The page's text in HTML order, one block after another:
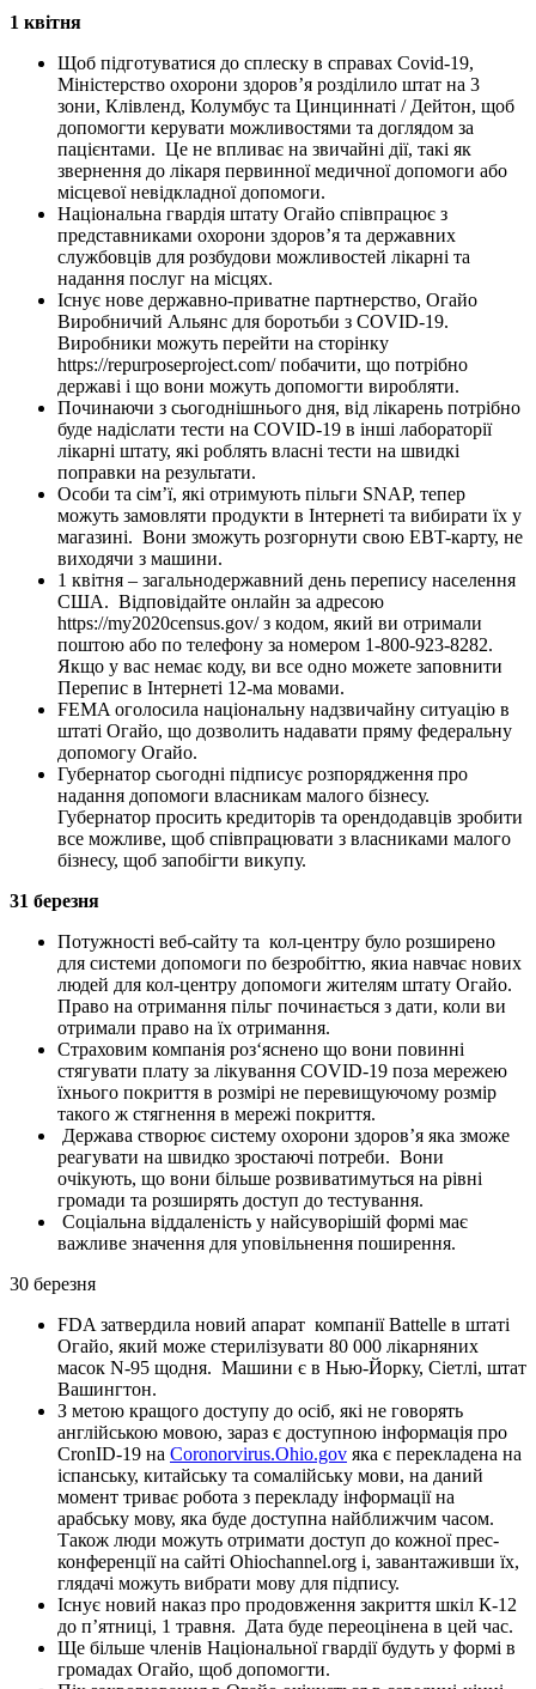
1 квітня
Щоб підготуватися до сплеску в справах Covid-19,
Міністерство охорони здоров’я розділило штат на 3
зони, Клівленд, Колумбус та Цинциннаті / Дейтон, щоб
допомогти керувати можливостями та доглядом за
пацієнтами. Це не впливає на звичайні дії, такі як
звернення до лікаря первинної медичної допомоги або
місцевої невідкладної допомоги.
Національна гвардія штату Огайо співпрацює з
представниками охорони здоров’я та державних
службовців для розбудови можливостей лікарні та
надання послуг на місцях.
Існує нове державно-приватне партнерство, Огайо
Виробничий Альянс для боротьби з COVID-19.
Виробники можуть перейти на сторінку
https://repurposeproject.com/ побачити, що потрібно
державі і що вони можуть допомогти виробляти.
Починаючи з сьогоднішнього дня, від лікарень потрібно
буде надіслати тести на COVID-19 в інші лабораторії
лікарні штату, які роблять власні тести на швидкі
поправки на результати.
Особи та сім’ї, які отримують пільги SNAP, тепер
можуть замовляти продукти в Інтернеті та вибирати їх у
магазині. Вони зможуть розгорнути свою EBT-карту, не
виходячи з машини.
1 квітня – загальнодержавний день перепису населення
США. Відповідайте онлайн за адресою
https://my2020census.gov/ з кодом, який ви отримали
поштою або по телефону за номером 1-800-923-8282.
Якщо у вас немає коду, ви все одно можете заповнити
Перепис в Інтернеті 12-ма мовами.
FEMA оголосила національну надзвичайну ситуацію в
штаті Огайо, що дозволить надавати пряму федеральну
допомогу Огайо.
Губернатор сьогодні підписує розпорядження про
надання допомоги власникам малого бізнесу.
Губернатор просить кредиторів та орендодавців зробити
все можливе, щоб співпрацювати з власниками малого
бізнесу, щоб запобігти викупу.
31 березня
Потужності веб-сайту та кол-центру було розширено
для системи допомоги по безробіттю, якиа навчає нових
людей для кол-центру допомоги жителям штату Огайо.
Право на отримання пільг починається з дати, коли ви
отримали право на їх отримання.
Страховим компанія роз‘яснено що вони повинні
стягувати плату за лікування COVID-19 поза мережею
їхнього покриття в розмірі не перевищуючому розмір
такого ж стягнення в мережі покриття.
Держава створює систему охорони здоров’я яка зможе
реагувати на швидко зростаючі потреби. Вони
очікують, що вони більше розвиватимуться на рівні
громади та розширять доступ до тестування.
Соціальна віддаленість у найсуворішій формі має
важливе значення для уповільнення поширення.
30 березня
FDA затвердила новий апарат компанії Battelle в штаті
Огайо, який може стерилізувати 80 000 лікарняних
масок N-95 щодня. Машини є в Нью-Йорку, Сіетлі, штат
Вашингтон.
З метою кращого доступу до осіб, які не говорять
англійською мовою, зараз є доступною інформація про
CronID-19 на Coronorvirus.Ohio.gov яка є перекладена на
іспанську, китайську та сомалійську мови, на даний
момент триває робота з перекладу інформації на
арабську мову, яка буде доступна найближчим часом.
Також люди можуть отримати доступ до кожної прес-
конференції на сайті Ohiochannel.org і, завантаживши їх,
глядачі можуть вибрати мову для підпису.
Існує новий наказ про продовження закриття шкіл К-12
до п’ятниці, 1 травня. Дата буде переоцінена в цей час.
Ще більше членів Національної гвардії будуть у формі в
громадах Огайо, щоб допомогти.